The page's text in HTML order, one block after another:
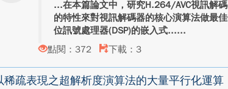
在本篇論文中，研究H.264/AVC視訊解
的特性來對視訊解碼器的核心演算法做最
位訊號處理器(DSP)的嵌入式...
點閱：372
下載：3
稀疏表現之超解析度演算法的大量平行化運算